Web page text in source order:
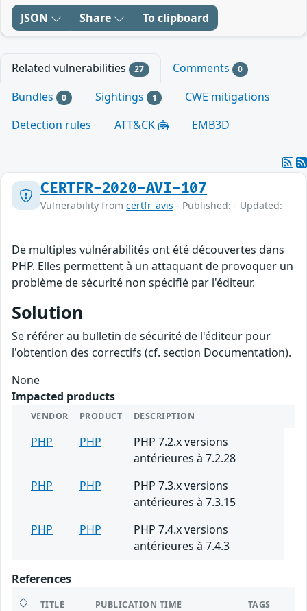
JSON Share To clipboard
Related vulnerabilities 27 Comments 0
Bundles 0 Sightings 1
CWE mitigations
Detection rules
ATT&CK EMB3D
CERTFR-2020-AVI-107
Vulnerability from certfr_avis - Published: - Updated:
De multiples vulnérabilités ont été découvertes dans
PHP. Elles permettent à un attaquant de provoquer un
problème de sécurité non spécifié par l'éditeur.
Solution
Se référer au bulletin de sécurité de l'éditeur pour
l'obtention des correctifs (cf. section Documentation).
None
Impacted products
VENDOR PRODUCT DESCRIPTION
PHP PHP
PHP 7.2.x versions
antérieures à 7.2.28
PHP
PHP
PHP 7.3.x versions
antérieures à 7.3.15
PHP
PHP
PHP 7.4.x versions
antérieures à 7.4.3
References
TITLE PUBLICATION TIME TAGS